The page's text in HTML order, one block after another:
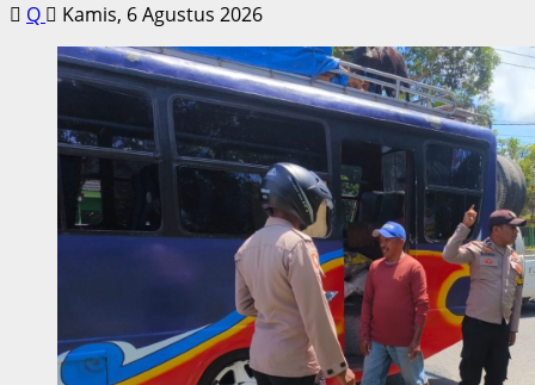
Q Kamis, 6 Agustus 2026